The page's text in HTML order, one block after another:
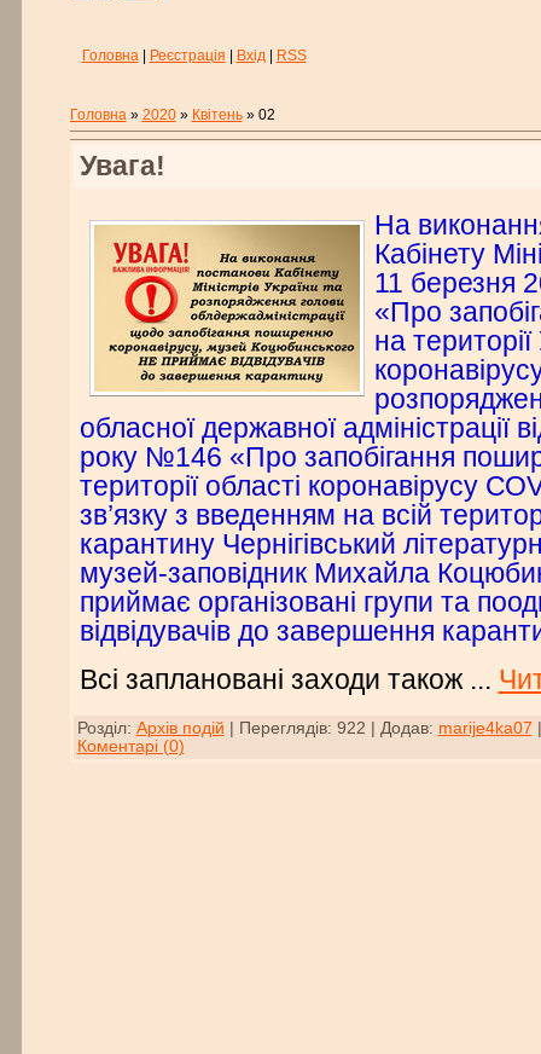
Головна| Реєстрація Вхід| RSS
Головна» 2020 » Квітень » 02
Увага!
На
Кабінету
11 березня
«Про
на
обласної державної адміністрації
року №146 «Про запобігання
території області коронавірусу
зв’язку з введенням на всій
карантину Чернігівський
музей-заповідник Михайла
приймає організовані групи та
відвідувачів до завершення
Всі заплановані заходи також ...
Розділ: Архів подій Переглядів: 922 Додав: marije4ka07
Коментарі (0)